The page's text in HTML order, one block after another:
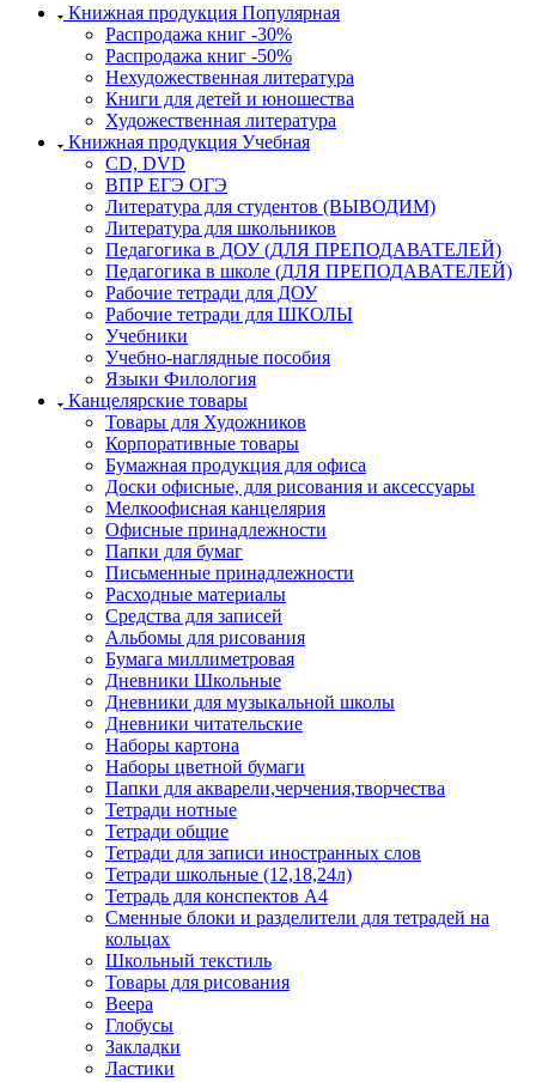
Книжная продукция Популярная
Распродажа книг -30%
Распродажа книг -50%
Нехудожественная литература
Книги для детей и юношества
Художественная литература
Книжная продукция Учебная
CD, DVD
ВПР ЕГЭ ОГЭ
Литература для студентов (ВЫВОДИМ)
Литература для школьников
Педагогика в ДОУ (ДЛЯ ПРЕПОДАВАТЕЛЕЙ)
Педагогика в школе (ДЛЯ ПРЕПОДАВАТЕЛЕЙ)
Рабочие тетради для ДОУ
Рабочие тетради для ШКОЛЫ
Учебники
Учебно-наглядные пособия
Языки Филология
Канцелярские товары
Товары для Художников
Корпоративные товары
Бумажная продукция для офиса
Доски офисные, для рисования и аксессуары
Мелкоофисная канцелярия
Офисные принадлежности
Папки для бумаг
Письменные принадлежности
Расходные материалы
Средства для записей
Альбомы для рисования
Бумага миллиметровая
Дневники Школьные
Дневники для музыкальной школы
Дневники читательские
Наборы картона
Наборы цветной бумаги
Папки для акварели,черчения,творчества
Тетради нотные
Тетради общие
Тетради для записи иностранных слов
Тетради школьные (12,18,24л)
Тетрадь для конспектов А4
Сменные блоки и разделители для тетрадей на
кольцах
Школьный текстиль
Товары для рисования
Веера
Глобусы
Закладки
Ластики